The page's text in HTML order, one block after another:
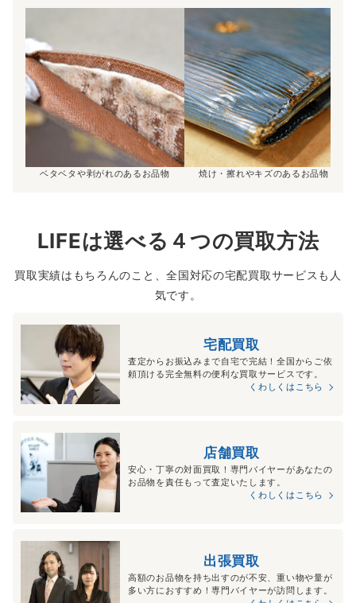
ベタベタや剥がれのあるお品物 焼け・擦れやキズのあるお品物
LIFEは選べる４つの買取方法
買取実績はもちろんのこと、全国対応の宅配買取サービスも人
気です。
宅配買取
査定からお振込みまで自宅で完結！全国からご依
頼頂ける完全無料の便利な買取サービスです。
くわしくはこちら
店舗買取
安心・丁寧の対面買取！専門バイヤーがあなたの
お品物を責任もって査定いたします。
くわしくはこちら
出張買取
高額のお品物を持ち出すのが不安、重い物や量が
多い方におすすめ！専門バイヤーが訪問します。